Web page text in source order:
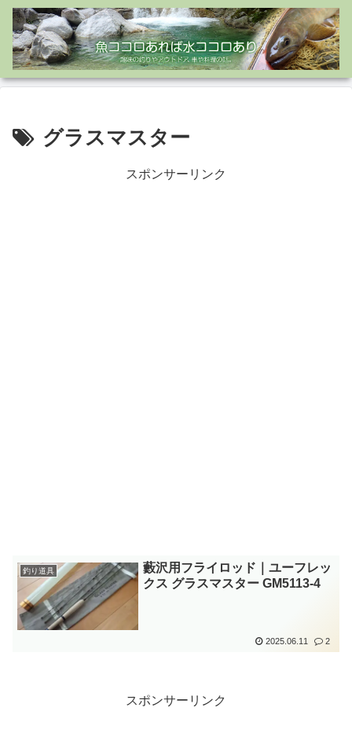
グラスマスター
スポンサーリンク
釣り道具
藪沢用フライロッド｜ユーフレッ
クス グラスマスター GM5113-4
2025.06.11 2
スポンサーリンク